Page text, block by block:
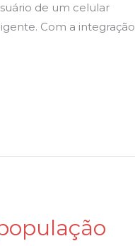
de um celular
Com a integração